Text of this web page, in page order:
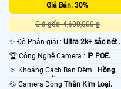
Giá Bán: 30%
Giá gốc: 4,600,000 ₫
✨ Độ Phân giải : Ultra 2k+ sắc nét .
🏆 Công Nghệ Camera : IP POE.
🔅 Khoảng Cách Ban Đêm : Hồng
Ngoại 30m Hồng Ngoại SMD.
💦 Camera Dòng Thân Kim Loại.